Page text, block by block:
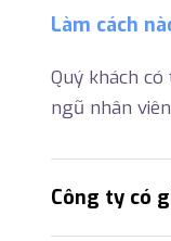
Làm cách
Quý khách
ngũ nhân
Công ty có